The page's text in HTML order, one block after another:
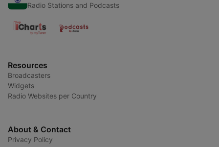
Radio Stations and Podcasts
Resources
Broadcasters
Widgets
Radio Websites per Country
About & Contact
Privacy Policy